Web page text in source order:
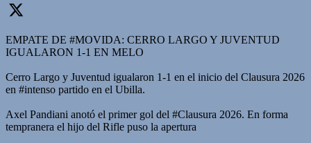
EMPATE DE #MOVIDA: CERRO LARGO Y JUVENTUD
IGUALARON 1-1 EN MELO
Cerro Largo y Juventud igualaron 1-1 en el inicio del Clausura 2026
en #intenso partido en el Ubilla.
Axel Pandiani anotó el primer gol del #Clausura 2026. En forma
tempranera el hijo del Rifle puso la apertura